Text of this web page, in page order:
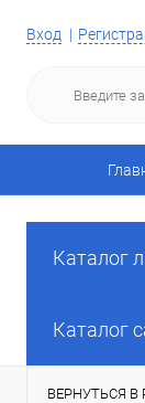
Вход
Каталог
Каталог
ВЕРНУТЬСЯ В